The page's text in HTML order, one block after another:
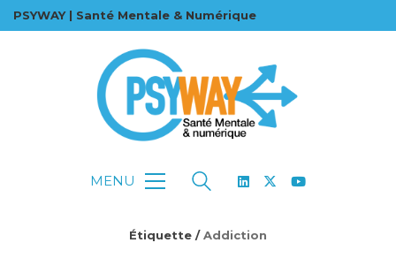
PSYWAY | Santé Mentale & Numérique
MENU
Étiquette /Addiction